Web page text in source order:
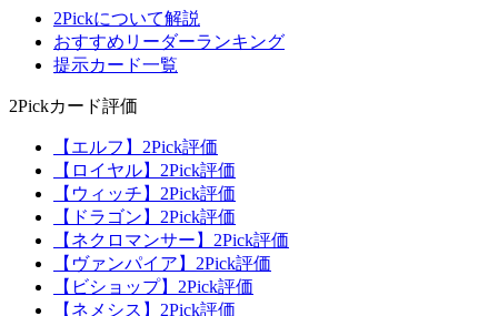
2Pickについて解説
おすすめリーダーランキング
提示カード一覧
2Pickカード評価
【エルフ】2Pick評価
【ロイヤル】2Pick評価
【ウィッチ】2Pick評価
【ドラゴン】2Pick評価
【ネクロマンサー】2Pick評価
【ヴァンパイア】2Pick評価
【ビショップ】2Pick評価
【ネメシス】2Pick評価